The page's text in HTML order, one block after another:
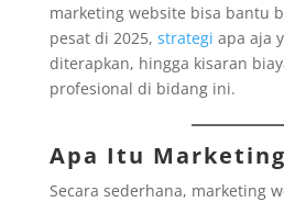
marketing website bisa bantu
pesat di 2025, strategi apa aja
diterapkan, hingga kisaran
profesional di bidang ini.
Apa Itu
Secara sederhana, marketing